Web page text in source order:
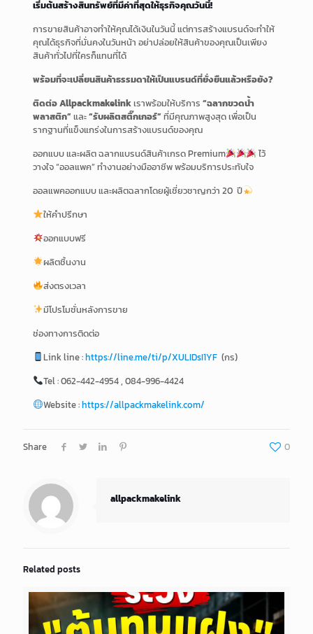
เริ่มต้นสร้างสินทรัพย์ที่มีค่าที่สุดให้ธุรกิจคุณวันนี้!
การขายสินค้าอาจทำให้คุณได้เงินในวันนี้ แต่การสร้างแบรนด์จะทำให้
คุณได้ธุรกิจที่มั่นคงในวันหน้า อย่าปล่อยให้สินค้าของคุณเป็นเพียง
สินค้าทั่วไปที่ใครก็แทนที่ได้
พร้อมที่จะเปลี่ยนสินค้าธรรมดาให้เป็นแบรนด์ที่ยั่งยืนแล้วหรือยัง?
ติดต่อ Allpackmakelinkเราพร้อมให้บริการ “ฉลากขวดน้ำ
พลาสติก” และ“รับผลิตสติ๊กเกอร์” ที่มีคุณภาพสูงสุด เพื่อเป็น
รากฐานที่แข็งแกร่งในการสร้างแบรนด์ของคุณ
ออกแบบ และผลิต ฉลากแบรนด์สินค้าเกรด Premium
ไว้
วางใจ “ออลแพค” ทำงานอย่างมืออาชีพ พร้อมบริการประทับใจ
ออลแพคออกแบบ และผลิตฉลากโดยผู้เชี่ยวชาญกว่า 20 ปี
ให้คำปรึกษา
ออกแบบฟรี
ผลิตชิ้นงาน
ส่งตรงเวลา
มีโปรโมชั่นหลังการขาย
ช่องทางการติดต่อ
Link line :https://line.me/ti/p/XULIDsI1YF(กร)
Tel : 062-442-4954 , 084-996-4424
Website :https://allpackmakelink.com/
Share 0
allpackmakelink
Related posts